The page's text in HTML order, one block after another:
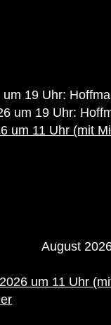
19 Uhr:
um 19 Uhr:
um 11 Uhr (mit
August
um 11 Uhr